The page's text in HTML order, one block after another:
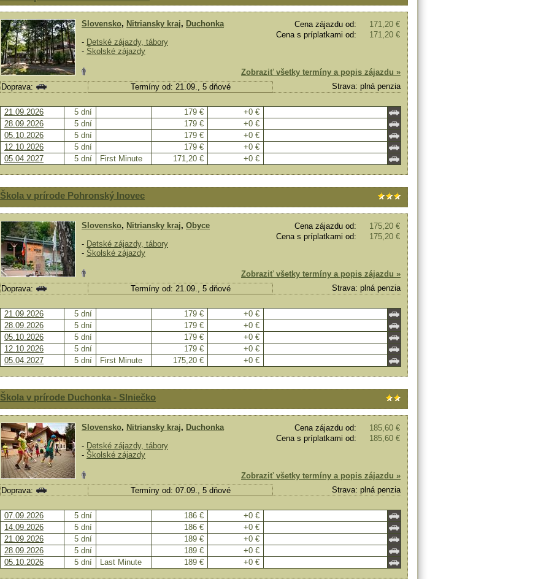
Cena zájazdu od:
171,20 €
Cena s príplatkami od:
171,20 €
Slovensko, Nitriansky kraj, Duchonka
- Detské zájazdy, tábory
- Školské zájazdy
Zobraziť všetky termíny a popis zájazdu »
Doprava:
Termíny od: 21.09., 5 dňové Strava: plná penzia
21.09.2026 5 dní 179 €
+0 €
28.09.2026
5 dní 179 €
+0 €
05.10.2026
5 dní 179 €
+0 €
12.10.2026
5 dní 179 €
+0 €
05.04.2027
5 dní First Minute 171,20 € +0 €
Škola v prírode Pohronský Inovec
Cena zájazdu od:
175,20 €
Cena s príplatkami od:
175,20 €
Slovensko, Nitriansky kraj, Obyce
- Detské zájazdy, tábory
- Školské zájazdy
Zobraziť všetky termíny a popis zájazdu »
Doprava:
Termíny od: 21.09., 5 dňové Strava: plná penzia
21.09.2026 5 dní 179 €
+0 €
28.09.2026
5 dní 179 €
+0 €
05.10.2026
5 dní 179 €
+0 €
12.10.2026
5 dní 179 €
+0 €
05.04.2027
5 dní First Minute 175,20 € +0 €
Škola v prírode Duchonka - Slniečko
Cena zájazdu od:
185,60 €
Cena s príplatkami od:
185,60 €
Slovensko, Nitriansky kraj, Duchonka
- Detské zájazdy, tábory
- Školské zájazdy
Zobraziť všetky termíny a popis zájazdu »
Doprava:
Termíny od: 07.09., 5 dňové Strava: plná penzia
07.09.2026 5 dní 186 €
+0 €
14.09.2026
5 dní 186 €
+0 €
21.09.2026
5 dní 189 €
+0 €
28.09.2026
5 dní 189 €
+0 €
05.10.2026
5 dní Last Minute 189 € +0 €